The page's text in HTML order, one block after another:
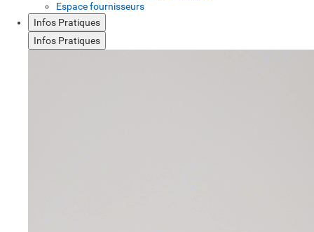
Espace fournisseurs
Infos Pratiques
Infos Pratiques